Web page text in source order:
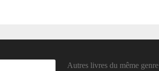
Autres livres du même genre